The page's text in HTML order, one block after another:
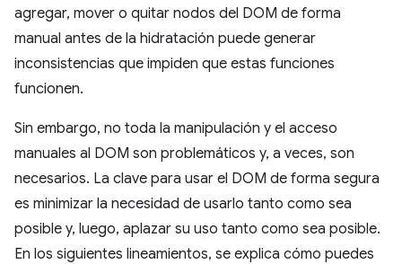
agregar, mover o quitar nodos del DOM de forma
manual antes de la hidratación puede generar
inconsistencias que impiden que estas funciones
funcionen.
Sin embargo, no toda la manipulación y el acceso
manuales al DOM son problemáticos y, a veces, son
necesarios. La clave para usar el DOM de forma segura
es minimizar la necesidad de usarlo tanto como sea
posible y, luego, aplazar su uso tanto como sea posible.
En los siguientes lineamientos, se explica cómo puedes